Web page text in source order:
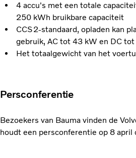
4 accu's met een totale
250 kWh bruikbare capaciteit
CCS2-standaard, opladen kan
gebruik, AC tot 43 kW en DC
Het totaalgewicht van het
Persconferentie
Bezoekers van Bauma vinden de
houdt een persconferentie op 8 april